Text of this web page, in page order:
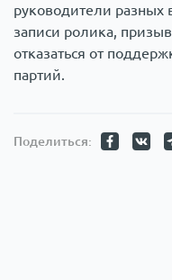
руководители разных
записи ролика,
отказаться от
партий.
Поделиться: